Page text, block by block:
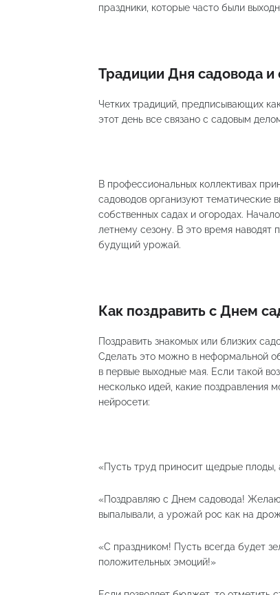
праздники, которые часто были
Традиции Дня садовода и
Четких традиций, предписывающих
этот день все связано с садовым
В профессиональных коллективах
садоводов организуют тематические
собственных садах и огородах.
летнему сезону. В это время наводят
будущий урожай.
Как поздравить с Днем
Поздравить знакомых или близких
Сделать это можно в неформальной
в первые выходные мая. Если такой
несколько идей, какие поздравления
нейросети:
«Пусть труд приносит щедрые плоды,
«Поздравляю с Днем садовода!
выпалывали, а урожай рос как на
«С праздником! Пусть всегда будет
положительных эмоций!»